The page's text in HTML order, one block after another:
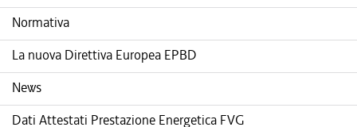
Normativa
La nuova Direttiva Europea EPBD
News
Dati Attestati Prestazione Energetica FVG